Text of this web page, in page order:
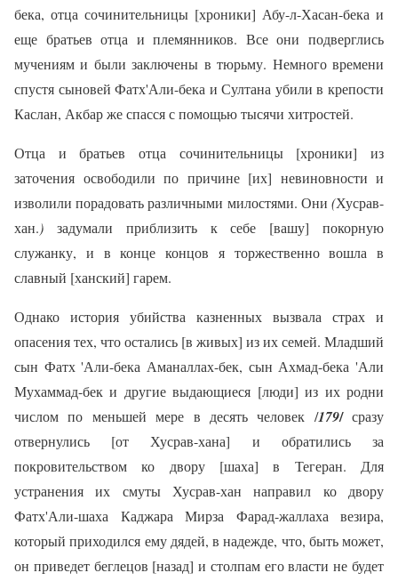
бека, отца сочинительницы [хроники] Абу-л-Хасан-бека и
еще братьев отца и племянников. Все они подверглись
мучениям и были заключены в тюрьму. Немного времени
спустя сыновей Фатх'Али-бека и Султана убили в крепости
Каслан, Акбар же спасся с помощью тысячи хитростей.
Отца и братьев отца сочинительницы [хроники] из
заточения освободили по причине [их] невиновности и
изволили порадовать различными милостями. Они (Хусрав-
хан.) задумали приблизить к себе [вашу] покорную
служанку, и в конце концов я торжественно вошла в
славный [ханский] гарем.
Однако история убийства казненных вызвала страх и
опасения тех, что остались [в живых] из их семей. Младший
сын Фатх 'Али-бека Аманаллах-бек, сын Ахмад-бека 'Али
Мухаммад-бек и другие выдающиеся [люди] из их родни
числом по меньшей мере в десять человек /179/сразу
отвернулись [от Хусрав-хана] и обратились за
покровительством ко двору [шаха] в Тегеран. Для
устранения их смуты Хусрав-хан направил ко двору
Фатх'Али-шаха Каджара Мирза Фарад-жаллаха везира,
который приходился ему дядей, в надежде, что, быть может,
он приведет беглецов [назад] и столпам его власти не будет